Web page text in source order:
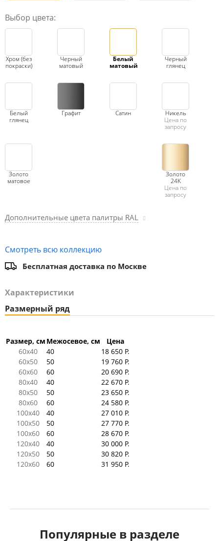
Выбор цвета:
Хром (без
покраски)
Черный
матовый
Белый
матовый
Черный
глянец
Белый
глянец
Графит Сатин
Никель
Цена по
запросу
Золото
матовое
Золото
24K
Цена по
запросу
Дополнительные цвета палитры RAL
Смотреть всю коллекцию
Бесплатная доставка по Москве
Характеристики
Размерный ряд
Размер, см Межосевое, см
Цена
60x40
40
18 650 Р.
60x50
50
19 760 Р.
60x60
60
20 690 Р.
80x40
40
22 670 Р.
80x50
50
23 650 Р.
80x60
60
24 580 Р.
100x40
40
27 010 Р.
100x50
50
27 770 Р.
100x60
60
28 670 Р.
120x40
40
30 000 Р.
120x50
50
30 820 Р.
120x60
60 31 950 Р.
Популярные в разделе